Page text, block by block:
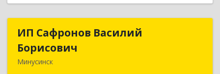
ИП Сафронов Василий
Борисович
Минусинск
ИП Сафронов Василий